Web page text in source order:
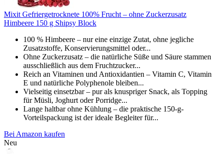
Mixit Gefriergetrocknete 100% Frucht – ohne Zuckerzusatz
Himbeere 150 g Shipsy Block
100 % Himbeere – nur eine einzige Zutat, ohne jegliche
Zusatzstoffe, Konservierungsmittel oder...
Ohne Zuckerzusatz – die natürliche Süße und Säure stammen
ausschließlich aus dem Fruchtzucker...
Reich an Vitaminen und Antioxidantien – Vitamin C, Vitamin
E und natürliche Polyphenole bleiben...
Vielseitig einsetzbar – pur als knuspriger Snack, als Topping
für Müsli, Joghurt oder Porridge...
Lange haltbar ohne Kühlung – die praktische 150-g-
Vorteilspackung ist der ideale Begleiter für...
Bei Amazon kaufen
Neu